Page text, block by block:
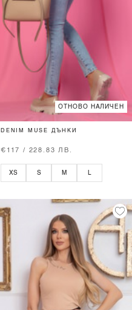
ОТНОВО НАЛИЧЕН
DENIM MUSE ДЪНКИ
€117 / 228.83 ЛВ.
XS S M